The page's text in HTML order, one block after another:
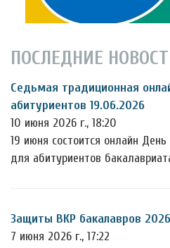
ПОСЛЕДНИЕ
Седьмая традиционная
абитуриентов 19.06.2026
10 июня 2026 г., 18:20
19 июня состоится онлайн
для абитуриентов
Защиты ВКР бакалавров 2026
7 июня 2026 г., 17:22